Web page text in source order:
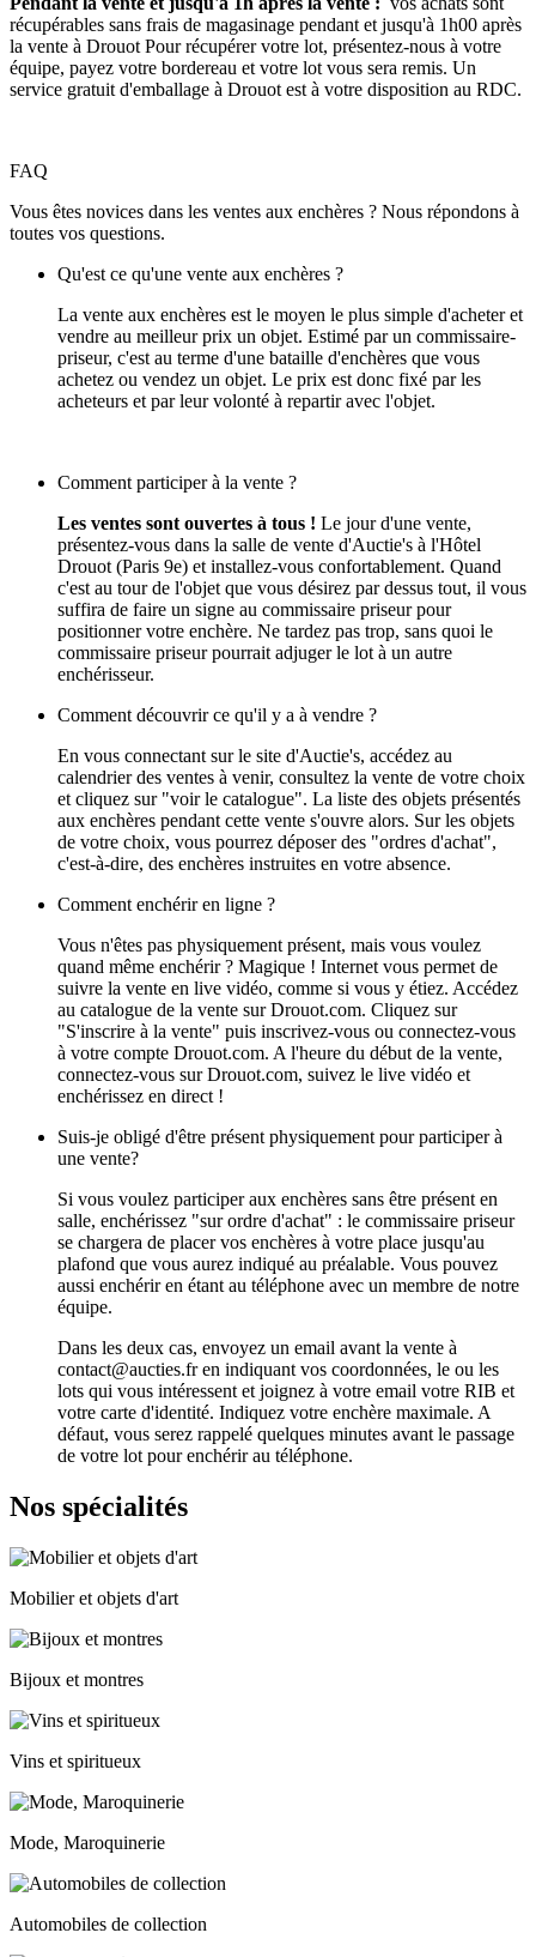
récupérables sans frais de magasinage pendant et jusqu'à 1h00 après
la vente à Drouot Pour récupérer votre lot, présentez-nous à votre
équipe, payez votre bordereau et votre lot vous sera remis. Un
service gratuit d'emballage à Drouot est à votre disposition au RDC.
FAQ
Vous êtes novices dans les ventes aux enchères ? Nous répondons à
toutes vos questions.
Qu'est ce qu'une vente aux enchères ?
La vente aux enchères est le moyen le plus simple d'acheter et
vendre au meilleur prix un objet. Estimé par un commissaire-
priseur, c'est au terme d'une bataille d'enchères que vous
achetez ou vendez un objet. Le prix est donc fixé par les
acheteurs et par leur volonté à repartir avec l'objet.
Comment participer à la vente ?
Les ventes sont ouvertes à tous ! Le jour d'une vente,
présentez-vous dans la salle de vente d'Auctie's à l'Hôtel
Drouot (Paris 9e) et installez-vous confortablement. Quand
c'est au tour de l'objet que vous désirez par dessus tout, il vous
suffira de faire un signe au commissaire priseur pour
positionner votre enchère. Ne tardez pas trop, sans quoi le
commissaire priseur pourrait adjuger le lot à un autre
enchérisseur.
Comment découvrir ce qu'il y a à vendre ?
En vous connectant sur le site d'Auctie's, accédez au
calendrier des ventes à venir, consultez la vente de votre choix
et cliquez sur "voir le catalogue". La liste des objets présentés
aux enchères pendant cette vente s'ouvre alors. Sur les objets
de votre choix, vous pourrez déposer des "ordres d'achat",
c'est-à-dire, des enchères instruites en votre absence.
Comment enchérir en ligne ?
Vous n'êtes pas physiquement présent, mais vous voulez
quand même enchérir ? Magique ! Internet vous permet de
suivre la vente en live vidéo, comme si vous y étiez. Accédez
au catalogue de la vente sur Drouot.com. Cliquez sur
"S'inscrire à la vente" puis inscrivez-vous ou connectez-vous
à votre compte Drouot.com. A l'heure du début de la vente,
connectez-vous sur Drouot.com, suivez le live vidéo et
enchérissez en direct !
Suis-je obligé d'être présent physiquement pour participer à
une vente?
Si vous voulez participer aux enchères sans être présent en
salle, enchérissez "sur ordre d'achat" : le commissaire priseur
se chargera de placer vos enchères à votre place jusqu'au
plafond que vous aurez indiqué au préalable. Vous pouvez
aussi enchérir en étant au téléphone avec un membre de notre
équipe.
Dans les deux cas, envoyez un email avant la vente à
contact@aucties.fr en indiquant vos coordonnées, le ou les
lots qui vous intéressent et joignez à votre email votre RIB et
votre carte d'identité. Indiquez votre enchère maximale. A
défaut, vous serez rappelé quelques minutes avant le passage
de votre lot pour enchérir au téléphone.
Nos spécialités
Mobilier et objets d'art
Bijoux et montres
Vins et spiritueux
Mode, Maroquinerie
Automobiles de collection